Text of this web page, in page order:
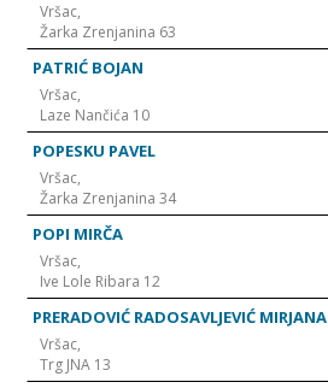
Vršac,
Žarka Zrenjanina 63
PATRIĆ BOJAN
Vršac,
Laze Nančića 10
POPESKU PAVEL
Vršac,
Žarka Zrenjanina 34
POPI MIRČA
Vršac,
Ive Lole Ribara 12
PRERADOVIĆ RADOSAVLJEVIĆ MIRJANA
Vršac,
Trg JNA 13